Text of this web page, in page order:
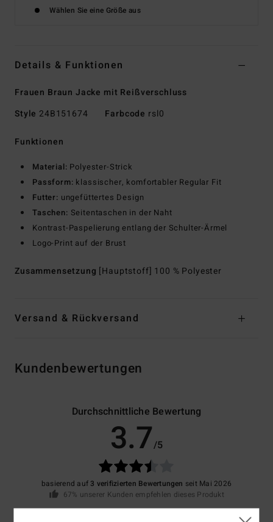
Wählen Sie eine Größe aus
Details & Funktionen
Frauen Braun Jacke mit Reißverschluss
Style 24B151674 Farbcode rsl0
Funktionen
Material: Polyester-Strick
Passform: klassischer, komfortabler Regular Fit
Futter: ungefüttertes Design
Taschen: Seitentaschen in der Naht
Kontrast-Paspelierung entlang der Schulter-Ärmel
Logo-Print auf der Brust
Zusammensetzung [Hauptstoff] 100 % Polyester
Versand & Rückversand
Kundenbewertungen
Durchschnittliche Bewertung
3.7/5
basierend auf 3 verifizierten Bewertungen seit Mai 2026
67% unserer Kunden empfehlen dieses Produkt